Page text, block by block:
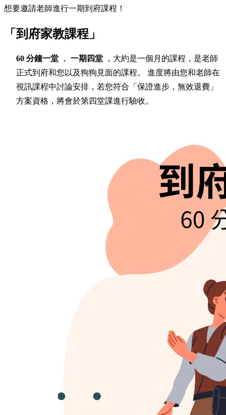
想要邀請老師進行一期到府課程！
「到府家教課程」
60 分鐘一堂 ， 一期四堂
，大約是一個月的課程，是老師
正式到府和您以及狗狗見面的課程。 進度將由您和老師在
視訊課程中討論安排，若您符合「保證進步，無效退費」
方案資格，將會於第四堂課進行驗收。